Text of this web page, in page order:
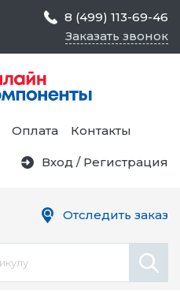
8 (499) 113-69-46
Заказать звонок
Оплата Контакты
Вход / Регистрация
Отследить заказ